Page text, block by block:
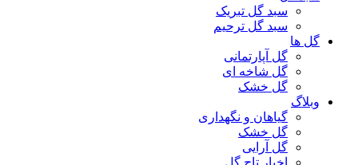
سبد گل تبریک
سبد گل ترحیم
گل ها
گل آپارتمانی
گل شاخه ای
گل خشک
وبلاگ
گیاهان و نگهداری
گل خشک
گل آرایی
اخبار تاج گل